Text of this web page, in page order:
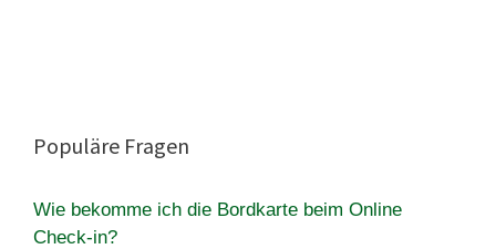
Populäre Fragen
Wie bekomme ich die Bordkarte beim Online
Check-in?